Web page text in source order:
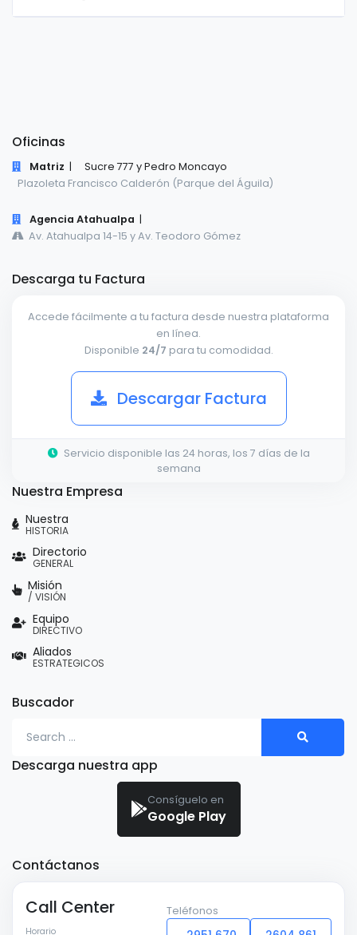
Oficinas
Matriz |
Sucre 777 y Pedro Moncayo
Plazoleta Francisco Calderón (Parque del Águila)
Agencia Atahualpa |
Av. Atahualpa 14-15 y Av. Teodoro Gómez
Descarga tu Factura
Accede fácilmente a tu factura desde nuestra plataforma
en línea.
Disponible 24/7 para tu comodidad.
Descargar Factura
Servicio disponible las 24 horas, los 7 días de la
semana
Nuestra Empresa
Nuestra
HISTORIA
Directorio
GENERAL
Misión
/ VISIÓN
Equipo
DIRECTIVO
Aliados
ESTRATEGICOS
Buscador
Descarga nuestra app
Consíguelo en
Google Play
Contáctanos
Call Center
Horario
Teléfonos